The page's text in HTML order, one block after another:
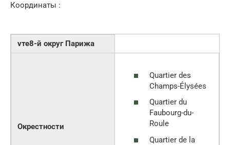
Координаты :
vте8-й округ Парижа
Окрестности
Quartier des
Champs-Élysées
Quartier du
Faubourg-du-
Roule
Quartier de la